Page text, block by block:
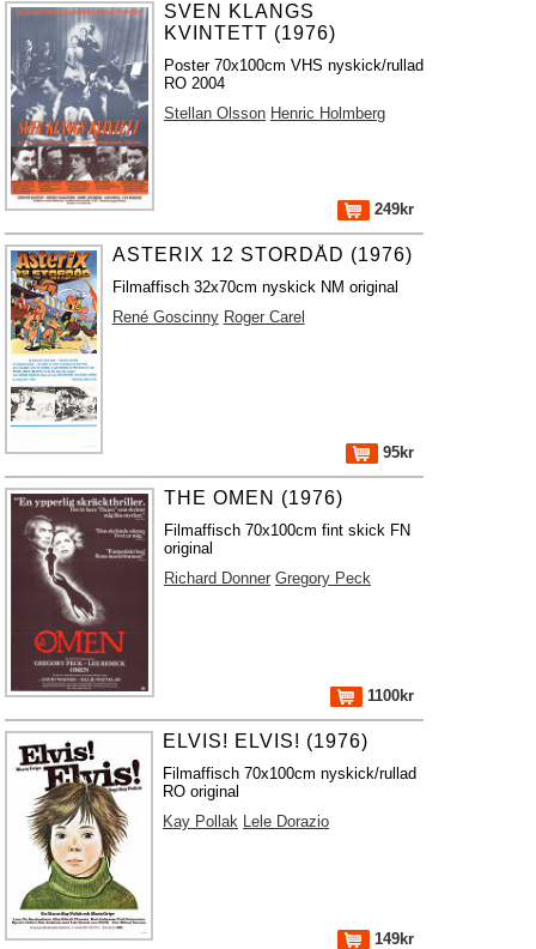
SVEN KLANGS
KVINTETT (1976)
Poster 70x100cm VHS nyskick/rullad
RO 2004
Stellan Olsson Henric Holmberg
249kr
ASTERIX 12 STORDÅD (1976)
Filmaffisch 32x70cm nyskick NM original
René Goscinny Roger Carel
95kr
THE OMEN (1976)
Filmaffisch 70x100cm fint skick FN
original
Richard Donner Gregory Peck
1100kr
ELVIS! ELVIS! (1976)
Filmaffisch 70x100cm nyskick/rullad
RO original
Kay Pollak Lele Dorazio
149kr